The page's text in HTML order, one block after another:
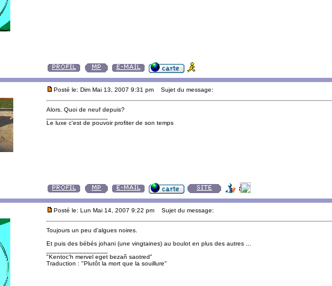
Posté le: Dim Mai 13, 2007 9:31 pm Sujet du message:
Alors. Quoi de neuf depuis?
Le luxe c'est de pouvoir profiter de son temps
Posté le: Lun Mai 14, 2007 9:22 pm Sujet du message:
Toujours un peu d'algues noires.
Et puis des bébés johani (une vingtaines) au boulot en plus des autres ...
"Kentoc'h mervel eget bezañ saotred"
Traduction : "Plutôt la mort que la souillure"